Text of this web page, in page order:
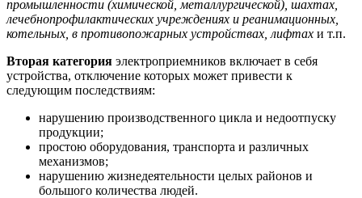
промышленности (химической, металлургической), шахтах,
лечебнопрофилактических учреждениях и реанимационных,
котельных, в противопожарных устройствах, лифтах и т.п.
Вторая категория электроприемников включает в себя
устройства, отключение которых может привести к
следующим последствиям:
нарушению производственного цикла и недоотпуску
продукции;
простою оборудования, транспорта и различных
механизмов;
нарушению жизнедеятельности целых районов и
большого количества людей.